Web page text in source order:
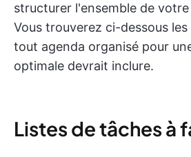
structurer l'ensemble de
Vous trouverez ci-dessous
tout agenda organisé pour
optimale devrait inclure.
Listes de tâches à